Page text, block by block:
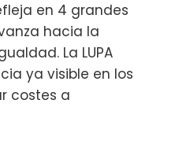
en 4 grandes
hacia la
La LUPA
ya visible en los
costes a